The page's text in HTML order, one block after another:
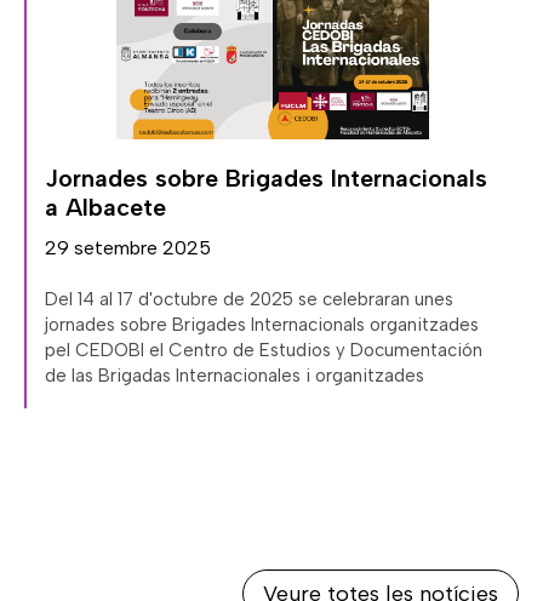
Jornades sobre Brigades Internacionals
a Albacete
29 setembre 2025
Del 14 al 17 d'octubre de 2025 se celebraran unes
jornades sobre Brigades Internacionals organitzades
pel CEDOBI el Centro de Estudios y Documentación
de las Brigadas Internacionales i organitzades
Veure totes les notícies